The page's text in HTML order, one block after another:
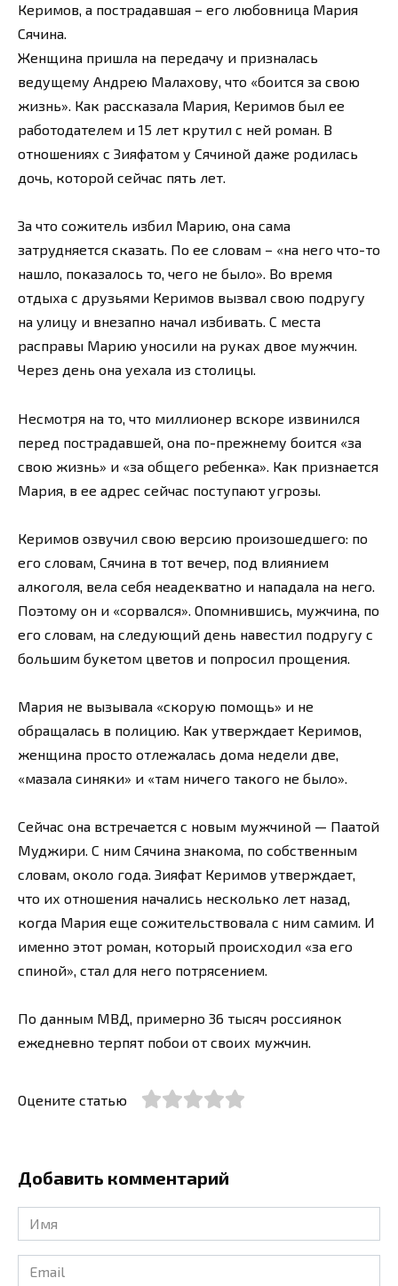
Керимов, а пострадавшая – его любовница Мария
Сячина.
Женщина пришла на передачу и призналась
ведущему Андрею Малахову, что «боится за свою
жизнь». Как рассказала Мария, Керимов был ее
работодателем и 15 лет крутил с ней роман. В
отношениях с Зияфатом у Сячиной даже родилась
дочь, которой сейчас пять лет.
За что сожитель избил Марию, она сама
затрудняется сказать. По ее словам – «на него что-то
нашло, показалось то, чего не было». Во время
отдыха с друзьями Керимов вызвал свою подругу
на улицу и внезапно начал избивать. С места
расправы Марию уносили на руках двое мужчин.
Через день она уехала из столицы.
Несмотря на то, что миллионер вскоре извинился
перед пострадавшей, она по-прежнему боится «за
свою жизнь» и «за общего ребенка». Как признается
Мария, в ее адрес сейчас поступают угрозы.
Керимов озвучил свою версию произошедшего: по
его словам, Сячина в тот вечер, под влиянием
алкоголя, вела себя неадекватно и нападала на него.
Поэтому он и «сорвался». Опомнившись, мужчина, по
его словам, на следующий день навестил подругу с
большим букетом цветов и попросил прощения.
Мария не вызывала «скорую помощь» и не
обращалась в полицию. Как утверждает Керимов,
женщина просто отлежалась дома недели две,
«мазала синяки» и «там ничего такого не было».
Сейчас она встречается с новым мужчиной — Паатой
Муджири. С ним Сячина знакома, по собственным
словам, около года. Зияфат Керимов утверждает,
что их отношения начались несколько лет назад,
когда Мария еще сожительствовала с ним самим. И
именно этот роман, который происходил «за его
спиной», стал для него потрясением.
По данным МВД, примерно 36 тысяч россиянок
ежедневно терпят побои от своих мужчин.
Оцените статью
Добавить комментарий
Имя
*
Email